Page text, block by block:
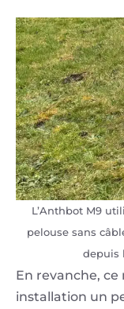
L’Anthbot M9
pelouse sans
depuis
En revanche,
installation un